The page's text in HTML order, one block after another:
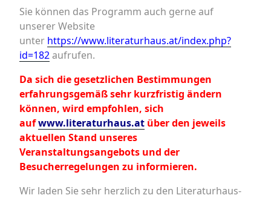
Sie können das Programm auch gerne auf
unserer Website
unter https://www.literaturhaus.at/index.php?
id=182aufrufen.
Da sich die gesetzlichen Bestimmungen
erfahrungsgemäß sehr kurzfristig ändern
können, wird empfohlen, sich
aufwww.literaturhaus.at über den jeweils
aktuellen Stand unseres
Veranstaltungsangebots und der
Besucherregelungen zu informieren.
Wir laden Sie sehr herzlich zu den Literaturhaus-